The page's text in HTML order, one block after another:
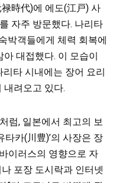
時代)에 에도(江戸) 사
자주 방문했다. 나리타
박객들에게 체력 회복에
대접했다. 이 모습이
타 시내에는 장어 요리
내려오고 있다.
럼, 일본에서 최고의 보
타카(川豊)’의 사장은 장
이러스의 영향으로 자
포장 도시락과 인터넷